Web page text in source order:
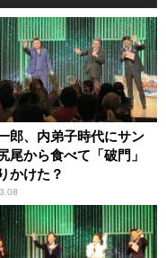
郎、内弟子時代にサン
尾から食べて「破門」
かけた？